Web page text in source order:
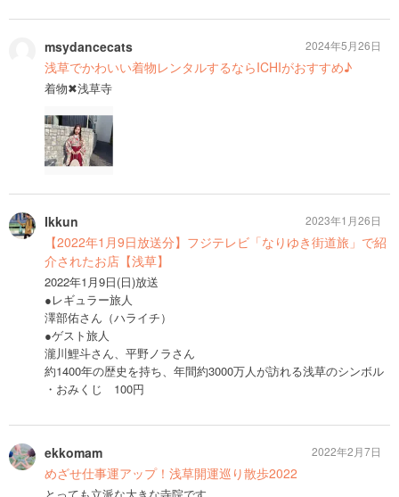
msydancecats
浅草でかわいい着物レンタルするならICHIがおすすめ♪
着物✖浅草寺
2024年5月26日
Ikkun
【2022年1月9日放送分】フジテレビ「なりゆき街道旅」で紹
介されたお店【浅草】
2022年1月9日(日)放送
●レギュラー旅人
澤部佑さん（ハライチ）
●ゲスト旅人
瀧川鯉斗さん、平野ノラさん
約1400年の歴史を持ち、年間約3000万人が訪れる浅草のシンボル
・おみくじ 100円
2023年1月26日
ekkomam
めざせ仕事運アップ！浅草開運巡り散歩2022
2022年2月7日